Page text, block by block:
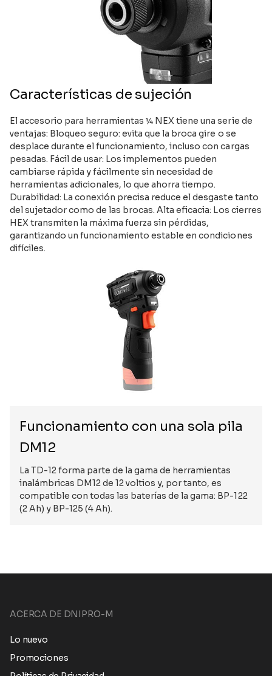
Características de sujeción
El accesorio para herramientas ¼ NEX tiene una serie de
ventajas: Bloqueo seguro: evita que la broca gire o se
desplace durante el funcionamiento, incluso con cargas
pesadas. Fácil de usar: Los implementos pueden
cambiarse rápida y fácilmente sin necesidad de
herramientas adicionales, lo que ahorra tiempo.
Durabilidad: La conexión precisa reduce el desgaste tanto
del sujetador como de las brocas. Alta eficacia: Los cierres
HEX transmiten la máxima fuerza sin pérdidas,
garantizando un funcionamiento estable en condiciones
difíciles.
Funcionamiento con una sola pila
DM12
La TD-12 forma parte de la gama de herramientas
inalámbricas DM12 de 12 voltios y, por tanto, es
compatible con todas las baterías de la gama: BP-122
(2 Ah) y BP-125 (4 Ah).
ACERCA DE DNIPRO-M
Lo nuevo
Promociones